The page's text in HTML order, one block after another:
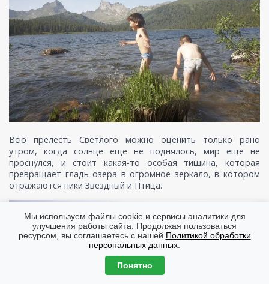
Всю прелесть Светлого можно оценить только рано
утром, когда солнце еще не поднялось, мир еще не
проснулся, и стоит какая-то особая тишина, которая
превращает гладь озера в огромное зеркало, в котором
отражаются пики Звездный и Птица.
Мы используем файлы cookie и сервисы аналитики для
улучшения работы сайта. Продолжая пользоваться
ресурсом, вы соглашаетесь с нашей Политикой обработки
персональных данных
Понятно